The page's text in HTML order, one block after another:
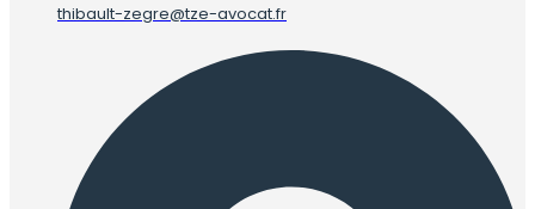
thibault-zegre@tze-avocat.fr